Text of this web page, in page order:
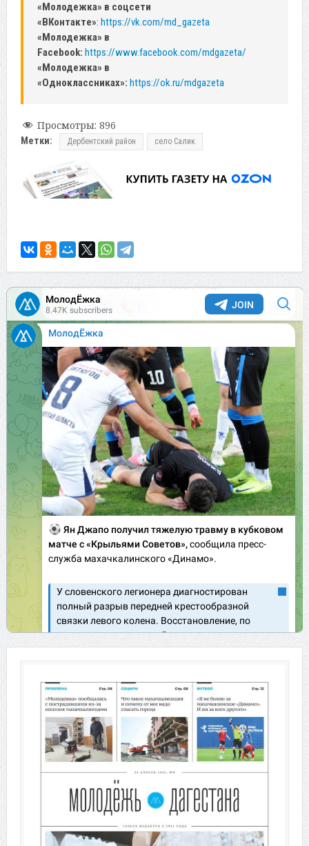
«Молодежка» в соцсети
«ВКонтакте»: https://vk.com/md_gazeta
«Молодежка» в
Facebook: https://www.facebook.com/mdgazeta/
«Молодежка» в
«Одноклассниках»: https://ok.ru/mdgazeta
Просмотры: 896
Метки: Дербентский район село Салик